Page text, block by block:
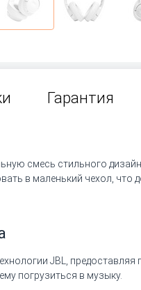
Гарантия
смесь стильного
в маленький чехол, что
JBL,
погрузиться в музыку.